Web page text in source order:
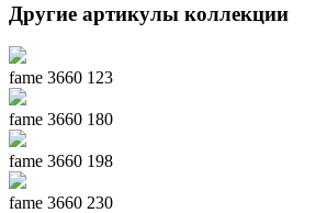
Другие артикулы коллекции
fame 3660 123
fame 3660 180
fame 3660 198
fame 3660 230